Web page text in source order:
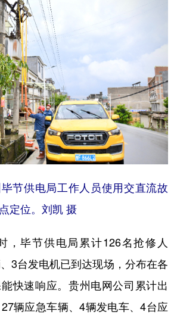
供电局工作人员使用交直流故
定位。刘凯 摄
毕节供电局累计126名抢修人
3台发电机已到达现场，分布在各
快速响应。贵州电网公司累计出
辆应急车辆、4辆发电车、4台应